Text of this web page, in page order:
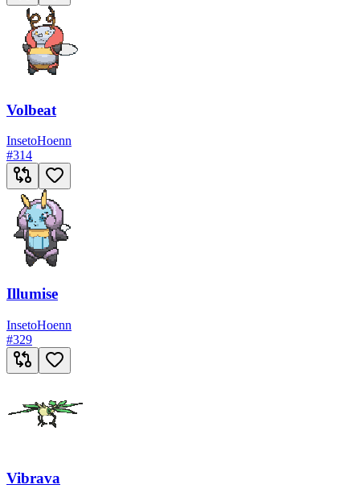
Volbeat
InsetoHoenn
#314
Illumise
InsetoHoenn
#329
Vibrava